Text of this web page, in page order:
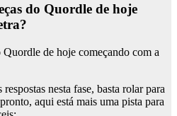
do Quordle de hoje
Quordle de hoje começando com a
nesta fase, basta rolar para
aqui está mais uma pista para